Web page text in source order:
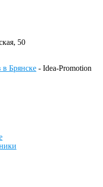
50
в Брянске - Idea-Promotion